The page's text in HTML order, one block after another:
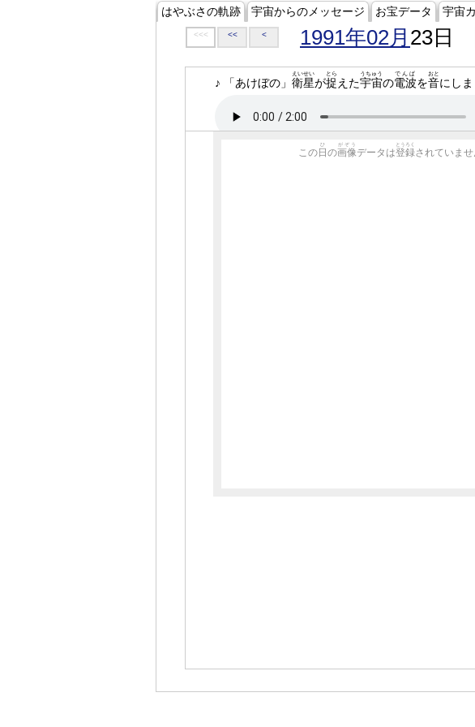
はやぶさの軌跡 宇宙からのメッセージ お宝データ 宇宙
<<< << < 1991年02月 23日
♪ 「あけぼの」 衛星
えいせい
が捉
とら
えた宇宙
うちゅう
の電波
でんぱ
を音
おと
にしま
この 日
ひ
の画像
がぞう
データは登録
とうろく
されていませ